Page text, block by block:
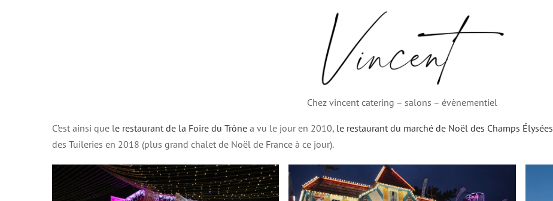
Chez vincent catering – salons – évènementiel
C’est ainsi que le restaurant de la Foire du Trône a vu le jour en 2010, le restaurant du marché de Noël des Champs Élysées
des Tuileries en 2018 (plus grand chalet de Noël de France à ce jour).